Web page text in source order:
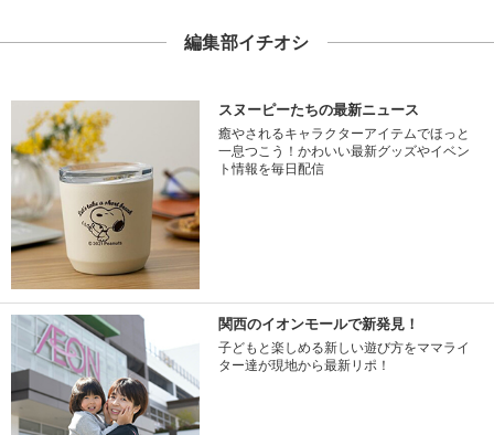
編集部イチオシ
スヌーピーたちの最新ニュース
癒やされるキャラクターアイテムでほっと
一息つこう！かわいい最新グッズやイベン
ト情報を毎日配信
関西のイオンモールで新発見！
子どもと楽しめる新しい遊び方をママライ
ター達が現地から最新リポ！